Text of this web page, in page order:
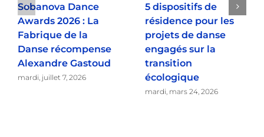
Sobanova Dance
Awards 2026 : La
Fabrique de la
Danse récompense
Alexandre Gastoud
mardi, juillet 7, 2026
5 dispositifs de
résidence pour les
projets de danse
engagés sur la
transition
écologique
mardi, mars 24, 2026